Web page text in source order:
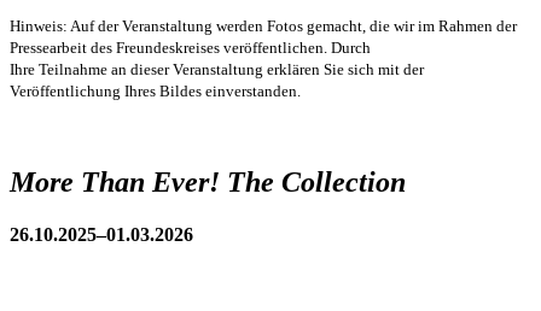
Hinweis: Auf der Veranstaltung werden Fotos gemacht, die wir im Rahmen der
Pressearbeit des Freundeskreises veröffentlichen. Durch
Ihre Teilnahme an dieser Veranstaltung erklären Sie sich mit der
Veröffentlichung Ihres Bildes einverstanden.
More Than Ever! The Collection
26.10.2025–01.03.2026